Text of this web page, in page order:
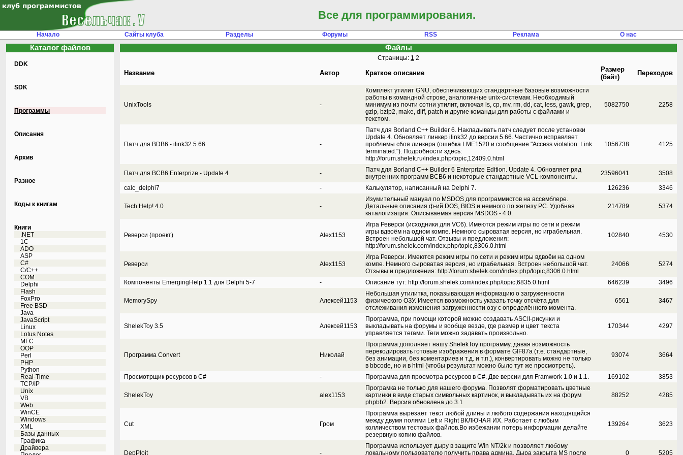
Все для программирования.
Начало Сайты клуба Разделы Форумы RSS Реклама О нас
Каталог файлов
DDK
SDK
Программы
Описания
Архив
Разное
Коды к книгам
Книги
.NET
1C
ADO
ASP
C#
C/C++
COM
Delphi
Flash
FoxPro
Free BSD
Java
JavaScript
Linux
Lotus Notes
MFC
OOP
Perl
PHP
Python
Real-Time
TCP/IP
Unix
VB
Web
WinCE
Windows
XML
Базы данных
Графика
Драйвера
Файлы
Страницы: 1 2
Название Автор Краткое описание
Размер
(байт)
Переходов
UnixTools -
Комплект утилит GNU, обеспечивающих стандартные базовые возможности
работы в командной строке, аналогичные unix-системам. Необходимый
минимум из почти сотни утилит, включая ls, cp, mv, rm, dd, cat, less, gawk, grep,
gzip, bzip2, make, diff, patch и другие команды для работы с файлами и
текстом.
5082750 2258
Патч для BDB6 - ilink32 5.66 -
Патч для Borland C++ Builder 6. Накладывать патч следует после установки
Update 4. Обновляет линкер ilink32 до версии 5.66. Частично исправляет
проблемы сбоя линкера (ошибка LME1520 и сообщение "Access violation. Link
terminated."). Подробности здесь:
http://forum.shelek.ru/index.php/topic,12409.0.html
1056738 4125
Патч для BCB6 Enterprize - Update 4 -
Патч для Borland C++ Builder 6 Enterprize Edition. Update 4. Обновляет ряд
внутренних программ BCB6 и некоторые стандартные VCL-компоненты.
23596041 3508
calc_delphi7 - Калькулятор, написанный на Delphi 7. 126236 3346
Tech Help! 4.0 -
Изумительный мануал по MSDOS для программистов на ассемблере.
Детальные описания ф-ий DOS, BIOS и немного по железу PC. Удобная
каталогизация. Описываемая версия MSDOS - 4.0.
214789 5374
Реверси (проект) Alex1153
Игра Реверси (исходники для VC6). Имеются режим игры по сети и режим
игры вдвоём на одном компе. Немного сыроватая версия, но играбельная.
Встроен небольшой чат. Отзывы и предложения:
http://forum.shelek.com/index.php/topic,8306.0.html
102840 4530
Реверси Alex1153
Игра Реверси. Имеются режим игры по сети и режим игры вдвоём на одном
компе. Немного сыроватая версия, но играбельная. Встроен небольшой чат.
Отзывы и предложения: http://forum.shelek.com/index.php/topic,8306.0.html
24066 5274
Компоненты EmergingHelp 1.1 для Delphi 5-7 - Описание тут: http://forum.shelek.com/index.php/topic,6835.0.html 646239 3496
MemorySpy Алексей1153
Небольшая утилитка, показывающая информацию о загруженности
физического ОЗУ. Имеется возможность указать точку отсчёта для
отслеживания изменения загруженности озу с определённого момента.
6561 3467
ShelekToy 3.5 Алексей1153
Программа, при помощи которой можно создавать ASCII-рисунки и
выкладывать на форумы и вообще везде, где размер и цвет текста
управляется тегами. Теги можно задавать произвольно.
170344 4297
Программа Convert Николай
Программа дополняет нашу ShelekToy программу, давая возможность
перекодировать готовые изображения в формате GIF87a (т.е. стандартные,
без анимации, без коментариев и т.д. и т.п.), конвертировать можно не только
в bbcode, но и в html (чтобы результат можно было тут же просмотреть).
93074 3664
Просмотрщик ресурсов в C# - Программа для просмотра ресурсов в C#. Две версии для Framwork 1.0 и 1.1. 169102 3853
ShelekToy alex1153
Програмка не только для нашего форума. Позволят форматировать цветные
картинки в виде старых символьных картинок, и выкладывать их на форум
phpbb2. Версия обновлена до 3.1
88252 4285
Cut Гром
Программа вырезает текст любой длины и любого содержания находящийся
между двумя полями Left и Right ВКЛЮЧАЯ ИХ. Работает с любым
колличеством тестовых файлов.Во избежании потерь информации делайте
резервную копию файлов.
139264 3623
DepPloit -
Программа использует дыру в защите Win NT/2k и позволяет любому
локальному пользователю получить права админа. Дыра закрыта MS после
0 5205